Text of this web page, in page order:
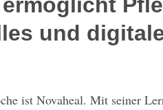
und
ist Novaheal. Mit seiner